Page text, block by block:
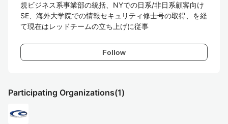
規ビジネス系事業部の統括、NYでの日系/非日系顧客向け
SE、海外大学院での情報セキュリティ修士号の取得、を経
て現在はレッドチームの立ち上げに従事
Follow
Participating Organizations(1)